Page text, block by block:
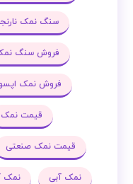
سنگ نمک
فروش سنگ
فروش نمک
قیمت نمک
قیمت نمک صنعتی
نمک آبی نمک